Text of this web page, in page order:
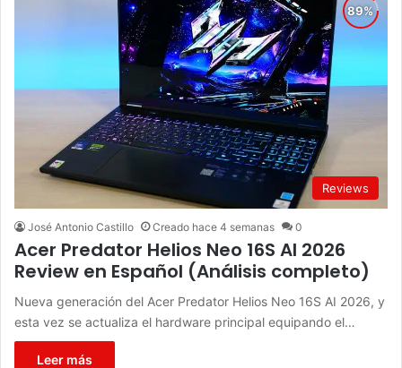
Reviews
José Antonio Castillo Creado hace 4 semanas 0
Acer Predator Helios Neo 16S AI 2026
Review en Español (Análisis completo)
Nueva generación del Acer Predator Helios Neo 16S AI 2026, y
esta vez se actualiza el hardware principal equipando el…
Leer más